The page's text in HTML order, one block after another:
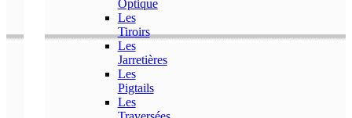
Optique
Les
Tiroirs
Les
Jarretières
Les
Pigtails
Les